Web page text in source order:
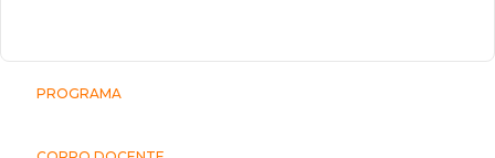
PROGRAMA